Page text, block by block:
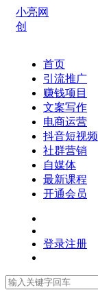
小亮网
创
首页
引流推广
赚钱项目
文案写作
电商运营
抖音短视频
社群营销
自媒体
最新课程
开通会员
登录注册